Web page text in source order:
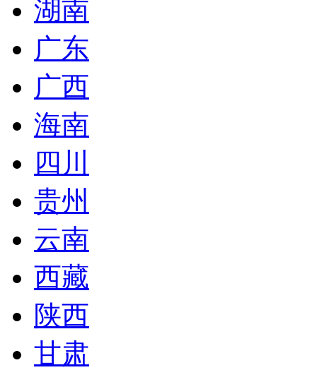
湖南
广东
广西
海南
四川
贵州
云南
西藏
陕西
甘肃